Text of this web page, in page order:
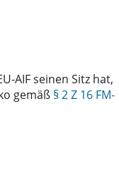
AIF seinen Sitz hat,
gemäß § 2 Z 16 FM-